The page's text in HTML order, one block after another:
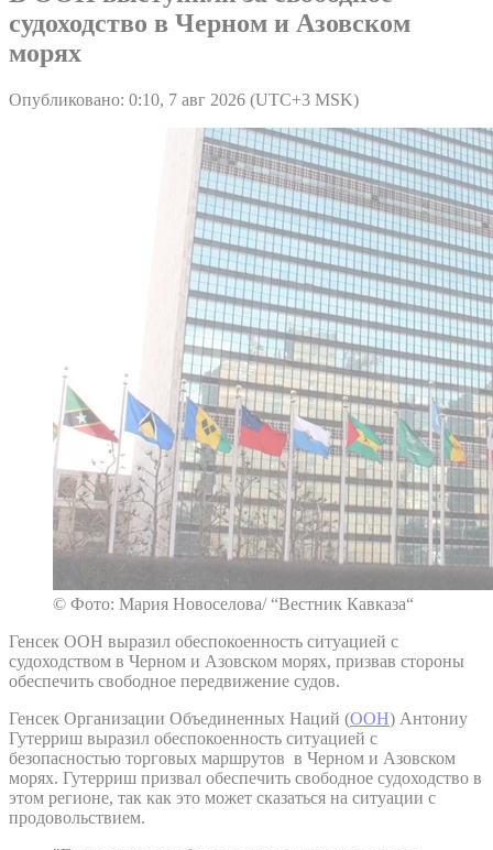
судоходство в Черном и Азовском
морях
Опубликовано: 0:10, 7 авг 2026 (UTC+3 MSK)
© Фото: Мария Новоселова/ “Вестник Кавказа“
Генсек ООН выразил обеспокоенность ситуацией с
судоходством в Черном и Азовском морях, призвав стороны
обеспечить свободное передвижение судов.
Генсек Организации Объединенных Наций (ООН) Антониу
Гутерриш выразил обеспокоенность ситуацией с
безопасностью торговых маршрутов в Черном и Азовском
морях. Гутерриш призвал обеспечить свободное судоходство в
этом регионе, так как это может сказаться на ситуации с
продовольствием.